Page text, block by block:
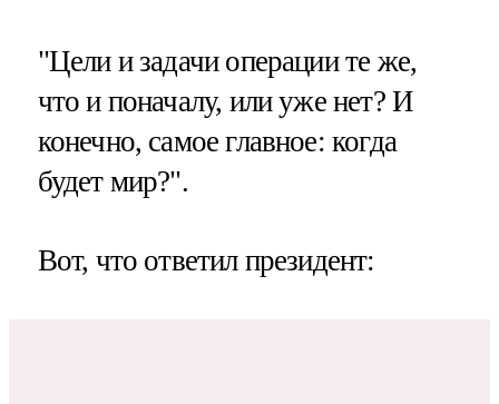
"Цели и задачи операции те же,
что и поначалу, или уже нет? И
конечно, самое главное: когда
будет мир?".
Вот, что ответил президент: